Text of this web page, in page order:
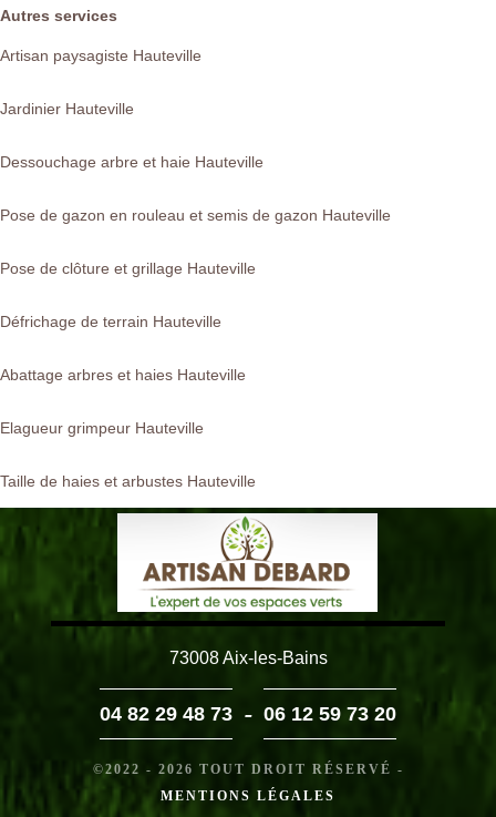
Autres services
Artisan paysagiste Hauteville
Jardinier Hauteville
Dessouchage arbre et haie Hauteville
Pose de gazon en rouleau et semis de gazon Hauteville
Pose de clôture et grillage Hauteville
Défrichage de terrain Hauteville
Abattage arbres et haies Hauteville
Elagueur grimpeur Hauteville
Taille de haies et arbustes Hauteville
73008 Aix-les-Bains
04 82 29 48 73 - 06 12 59 73 20
©2022 - 2026 TOUT DROIT RÉSERVÉ -
MENTIONS LÉGALES